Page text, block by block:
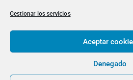
Gestionar los servicios
Aceptar
Denegado
> Política de